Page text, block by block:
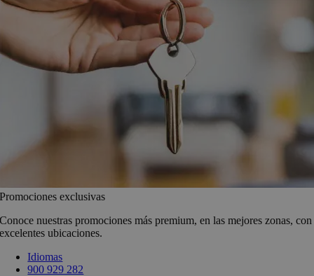
Promociones exclusivas
Conoce nuestras promociones más premium, en las mejores zonas, con
excelentes ubicaciones.
Idiomas
900 929 282